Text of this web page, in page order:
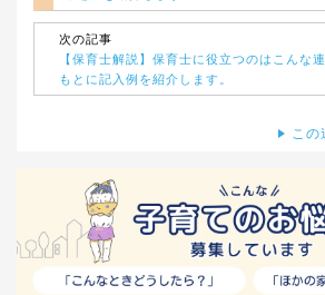
次の記事
【保育士解説】保育士に役立つのはこんな
もとに記入例を紹介します。
こ